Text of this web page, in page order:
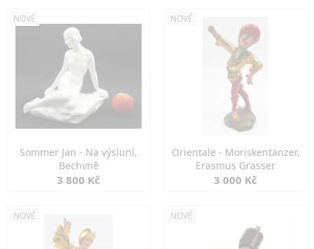
NOVÉ
Sommer Jan - Na výsluní,
Bechyně
3 800 Kč
NOVÉ
Orientale - Moriskentänzer,
Erasmus Grasser
3 000 Kč
NOVÉ NOVÉ